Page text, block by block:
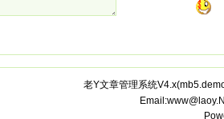
老Y文章管理系统V4.x(